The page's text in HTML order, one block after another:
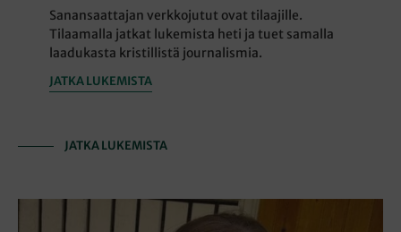
Sanansaattajan verkkojutut ovat tilaajille.
Tilaamalla jatkat lukemista heti ja tuet samalla
laadukasta kristillistä journalismia.
JATKA LUKEMISTA
JATKA LUKEMISTA